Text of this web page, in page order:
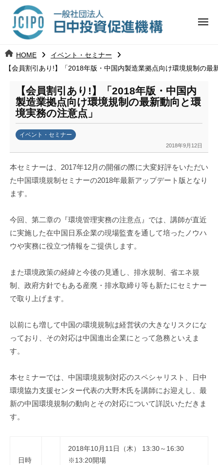
ツ 日
中
投
資
促
進
機
構
j
c
メ
HOME
イベント・セミナー
【会員割引あり!】「2018年版・中国内製造業拠点向け環境規制の最
【会員割引あり!】「2018年版・中国内
製造業拠点向け環境規制の最新動向と環
境実務の注意点」
イベント・セミナー
2018年9月12日
k
a
n
u
m
本セミナーは、2017年12月の開催の際に大変好評をいただい
た中国環境規制セミナーの2018年最新アップデート版となり
ます。
今回、第二章の『環境管理実務の注意点』では、講師が直近
に実施した在中国日系企業の現場監査を通して培ったノウハ
ウや実務に役立つ情報をご提供します。
また環境政策の経緯と今後の見通し、排水規制、省エネ規
制、政府方針でもある産廃・排水取締り等も新たにセミナー
で取り上げます。
以前にも増して中国の環境規制は経営状の大きなリスクにな
っており、その対応は中国進出企業にとって急務といえま
す。
本セミナーでは、中国環境規制対応のスペシャリスト、日中
環境協力支援センター代表の大野木氏を講師にお迎えし、最
新の中国環境規制の動向とその対応について詳説いただきま
す。
日時
2018年10月11日（木） 13:30～16:30
※13:20開場
日
中
資
進
機
構